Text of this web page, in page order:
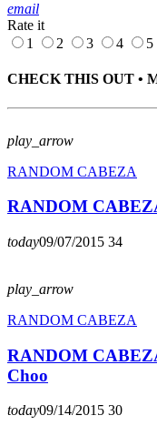
email
Rate it
1
2 3 4 5
CHECK THIS OUT •
play_arrow
RANDOM CABEZA
RANDOM
today09/07/2015 34
play_arrow
RANDOM CABEZA
RANDOM
Choo
today09/14/2015 30